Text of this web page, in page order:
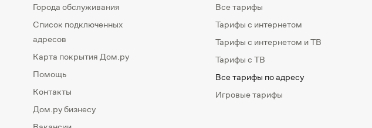
Города обслуживания
Список подключенных
адресов
Карта покрытия Дом.ру
Помощь
Контакты
Дом.ру бизнесу
Все тарифы
Тарифы с интернетом
Тарифы с интернетом и ТВ
Тарифы с ТВ
Все тарифы по адресу
Игровые тарифы